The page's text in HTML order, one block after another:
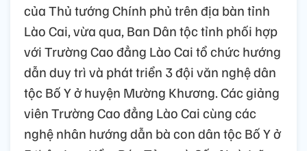
của Thủ tướng Chính phủ trên địa bàn tỉnh
Lào Cai, vừa qua, Ban Dân tộc tỉnh phối hợp
với Trường Cao đẳng Lào Cai tổ chức hướng
dẫn duy trì và phát triển 3 đội văn nghệ dân
tộc Bố Y ở huyện Mường Khương. Các giảng
viên Trường Cao đẳng Lào Cai cùng các
nghệ nhân hướng dẫn bà con dân tộc Bố Y ở